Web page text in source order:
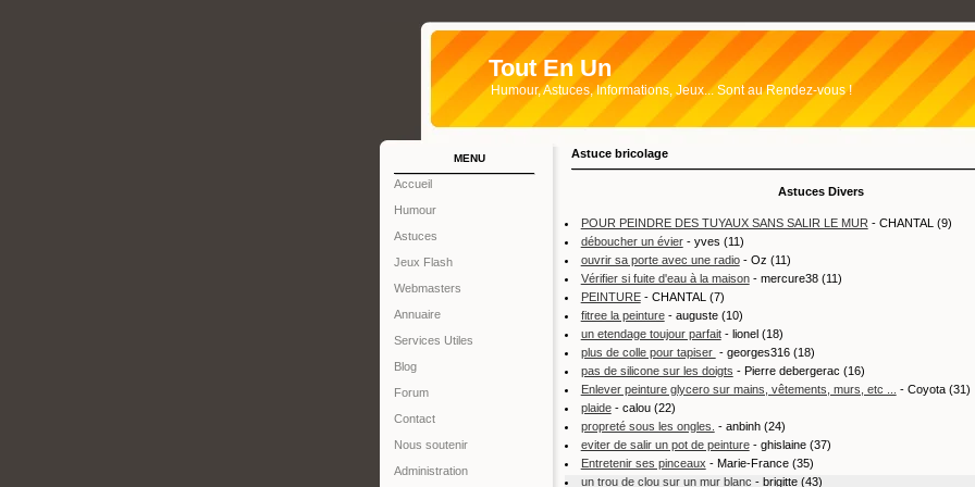
Tout En Un
Humour, Astuces, Informations, Jeux... Sont au Rendez-vous !
MENU
Accueil
Humour
Astuces
Jeux Flash
Webmasters
Annuaire
Services Utiles
Blog
Forum
Contact
Nous soutenir
Administration
Astuce bricolage
Astuces Divers
POUR PEINDRE DES TUYAUX SANS SALIR LE MUR - CHANTAL (9)
déboucher un évier- yves (11)
ouvrir sa porte avec une radio- Oz (11)
Vérifier si fuite d'eau à la maison- mercure38 (11)
PEINTURE- CHANTAL (7)
fitree la peinture- auguste (10)
un etendage toujour parfait- lionel (18)
plus de colle pour tapiser - georges316 (18)
pas de silicone sur les doigts - Pierre debergerac (16)
Enlever peinture glycero sur mains, vêtements, murs, etc ...
- Coyota (31)
plaide- calou (22)
propreté sous les ongles. - anbinh (24)
eviter de salir un pot de peinture- ghislaine (37)
Entretenir ses pinceaux - Marie-France (35)
un trou de clou sur un mur blanc - brigitte (43)